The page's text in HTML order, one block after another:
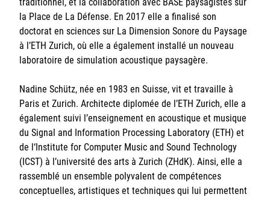
la Place de La Défense. En 2017 elle a finalisé son
doctorat en sciences sur La Dimension Sonore du Paysage
à l’ETH Zurich, où elle a également installé un nouveau
laboratoire de simulation acoustique paysagère.
Nadine Schütz, née en 1983 en Suisse, vit et travaille à
Paris et Zurich. Architecte diplomée de l’ETH Zurich, elle a
également suivi l’enseignement en acoustique et musique
du Signal and Information Processing Laboratory (ETH) et
de l‘Institute for Computer Music and Sound Technology
(ICST) à l’université des arts à Zurich (ZHdK). Ainsi, elle a
rassemblé un ensemble polyvalent de compétences
conceptuelles, artistiques et techniques qui lui permettent